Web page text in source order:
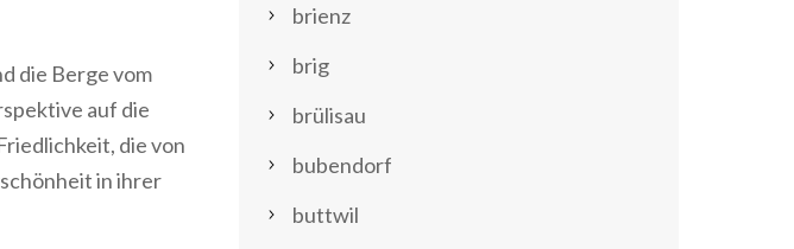
die Berge vom
auf die
die von
in ihrer
brienz
brig
brülisau
bubendorf
buttwil